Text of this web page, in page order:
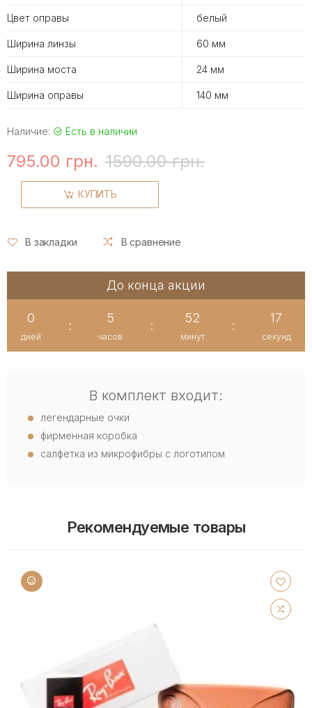
Цвет оправы белый
Ширина линзы 60 мм
Ширина моста 24 мм
Ширина оправы 140 мм
Наличие: Есть в наличии
795.00 грн. 1590.00 грн.
КУПИТЬ
В закладки В сравнение
До конца акции
0
дней
:
5
часов
:
52
минут
:
16
секунд
В комплект входит:
легендарные очки
фирменная коробка
салфетка из микрофибры с логотипом
Рекомендуемые товары